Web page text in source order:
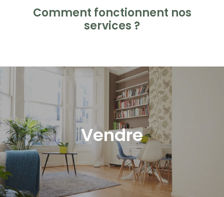
Comment fonctionnent nos
services ?
Vendre